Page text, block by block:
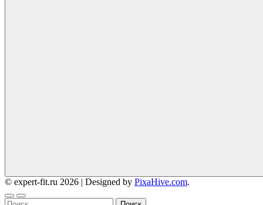
© expert-fit.ru 2026 | Designed by PixaHive.com.
Найти: